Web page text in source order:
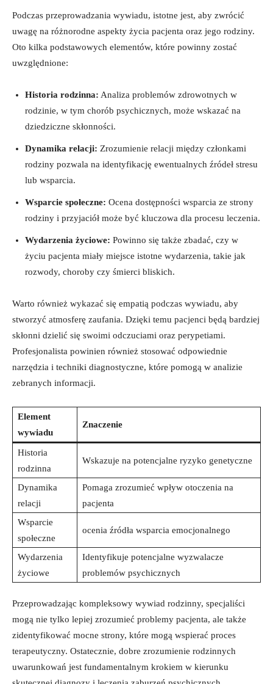
Podczas przeprowadzania⁤ wywiadu, istotne jest, aby zwrócić
uwagę na różnorodne‍ aspekty życia pacjenta ‌oraz jego rodziny.⁣
Oto kilka ​podstawowych elementów, które powinny‌ zostać
uwzględnione:
Historia rodzinna: Analiza problemów zdrowotnych w
rodzinie, w tym chorób psychicznych, może​ wskazać na
dziedziczne skłonności.
Dynamika relacji: ⁤Zrozumienie relacji między członkami​
rodziny pozwala na ⁣identyfikację‍ ewentualnych ​źródeł stresu​
lub wsparcia.
Wsparcie społeczne: Ocena dostępności wsparcia ze strony
rodziny i przyjaciół może być‌ kluczowa dla procesu leczenia.
Wydarzenia życiowe: Powinno się także zbadać, czy w
życiu pacjenta miały ⁣miejsce istotne wydarzenia, takie jak
rozwody, choroby czy śmierci bliskich.
Warto również wykazać się empatią podczas wywiadu, aby
stworzyć‌ atmosferę ​zaufania. Dzięki temu pacjenci będą ‍bardziej‍
skłonni dzielić się swoimi odczuciami oraz perypetiami.
Profesjonalista powinien również stosować odpowiednie
narzędzia i techniki diagnostyczne, które ‌pomogą‌ w analizie
zebranych​ informacji.
Element
wywiadu
Znaczenie
Historia⁣
rodzinna
Wskazuje na potencjalne ryzyko genetyczne
Dynamika
relacji
Pomaga zrozumieć wpływ otoczenia na
pacjenta
Wsparcie
społeczne
ocenia⁤ źródła wsparcia emocjonalnego
Wydarzenia
życiowe
Identyfikuje⁢ potencjalne wyzwalacze
problemów psychicznych
Przeprowadzając kompleksowy wywiad rodzinny, specjaliści
mogą nie tylko lepiej ⁢zrozumieć problemy pacjenta, ale także
zidentyfikować mocne strony, które mogą wspierać‌ proces
⁢terapeutyczny. Ostatecznie, dobre zrozumienie rodzinnych
uwarunkowań jest fundamentalnym krokiem w kierunku